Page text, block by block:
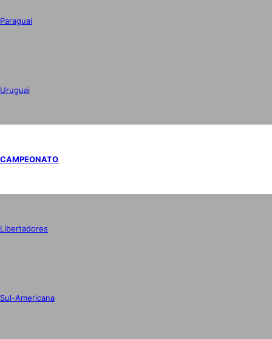
Paraguai
Uruguai
CAMPEONATO
Libertadores
Sul-Americana